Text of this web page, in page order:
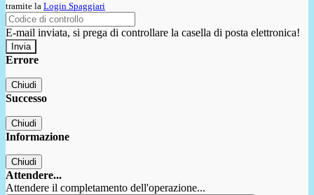
tramite la Login Spaggiari
E-mail inviata, si prega di controllare la casella di posta elettronica!
Errore
Chiudi
Successo
Chiudi
Informazione
Chiudi
Attendere...
Attendere il completamento dell'operazione...